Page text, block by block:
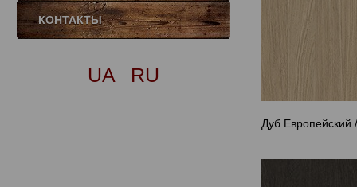
КОНТАКТЫ
UA RU
Дуб Европейский